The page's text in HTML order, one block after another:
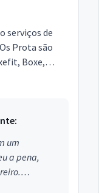
serviços de
Prota são
Boxe,
um
a pena,